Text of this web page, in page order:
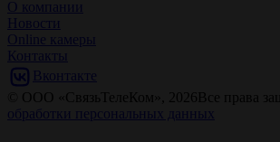
О компании
Новости
Online камеры
Контакты
Вконтакте
© ООО «СвязьТелеКом», 2026Все права
обработки персональных данных